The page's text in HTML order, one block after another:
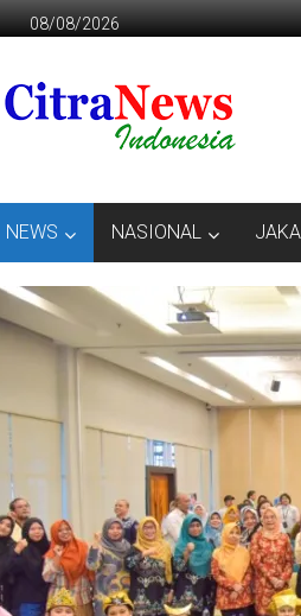
08/08/2026
CITRANEWS
INDONESIA
NEWS NASIONAL